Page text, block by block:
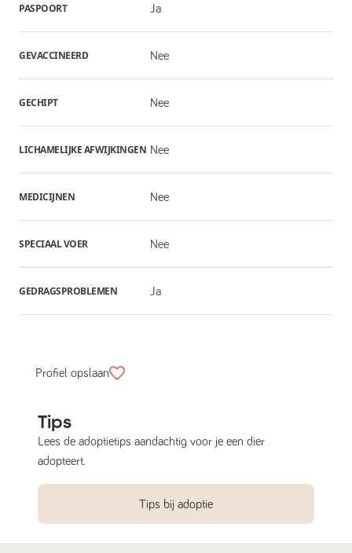
PASPOORT Ja
GEVACCINEERD Nee
GECHIPT Nee
LICHAMELIJKE AFWIJKINGEN Nee
MEDICIJNEN Nee
SPECIAAL VOER Nee
GEDRAGSPROBLEMEN Ja
Profiel opslaan
Tips
Lees de adoptietips aandachtig voor je een dier
adopteert.
Tips bij adoptie